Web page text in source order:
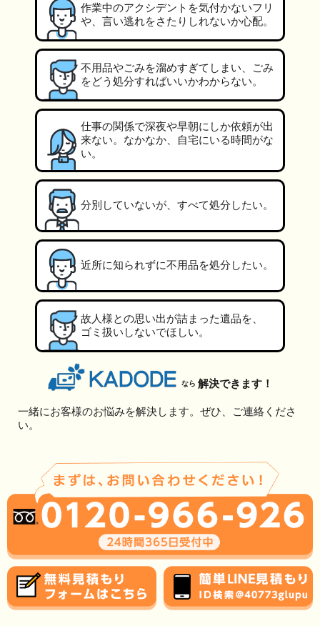
作業中のアクシデントを気付かないフリ
や、言い逃れをさたりしれないか心配。
不用品やごみを溜めすぎてしまい、ごみ
をどう処分すればいいかわからない。
仕事の関係で深夜や早朝にしか依頼が出
来ない。なかなか、自宅にいる時間がな
い。
分別していないが、すべて処分したい。
近所に知られずに不用品を処分したい。
故人様との思い出が詰まった遺品を、
ゴミ扱いしないでほしい。
なら 解決できます！
一緒にお客様のお悩みを解決します。ぜひ、ご連絡くださ
い。